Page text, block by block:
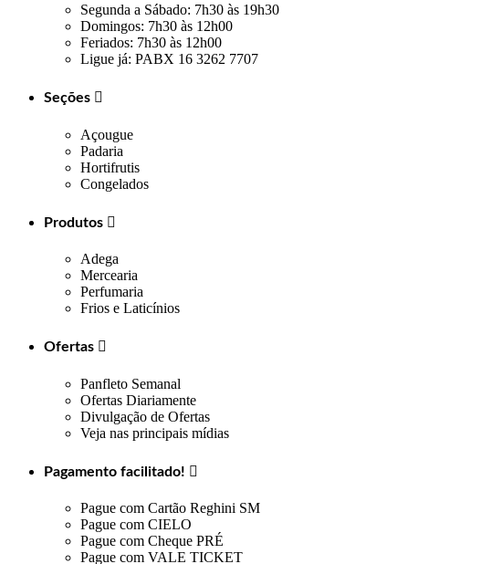
Segunda a Sábado: 7h30 às 19h30
Domingos: 7h30 às 12h00
Feriados: 7h30 às 12h00
Ligue já: PABX 16 3262 7707
Seções 
Açougue
Padaria
Hortifrutis
Congelados
Produtos
Adega
Mercearia
Perfumaria
Frios e Laticínios
Ofertas 
Panfleto Semanal
Ofertas Diariamente
Divulgação de Ofertas
Veja nas principais mídias
Pagamento facilitado!
Pague com Cartão Reghini SM
Pague com CIELO
Pague com Cheque PRÉ
Pague com VALE TICKET